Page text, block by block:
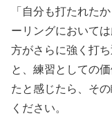
「自分も打たれた
ーリングにおいて
方がさらに強く打
と、練習としての
たと感じたら、そ
ください。